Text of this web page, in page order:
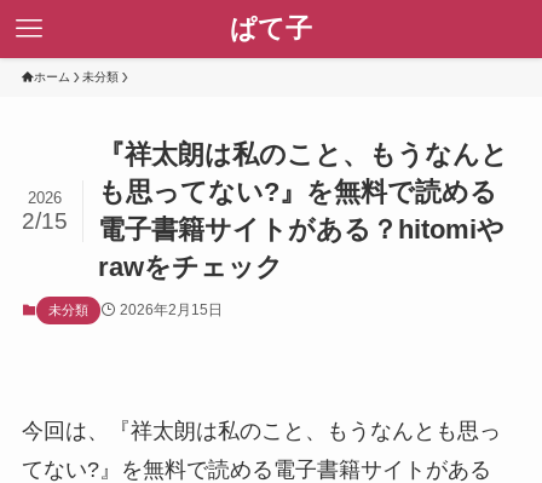
ぱて子
ホーム 未分類
『祥太朗は私のこと、もうなんと
も思ってない?』を無料で読める
電子書籍サイトがある？hitomiや
rawをチェック
2026
2/15
未分類 2026年2月15日
今回は、『祥太朗は私のこと、もうなんとも思っ
てない?』を無料で読める電子書籍サイトがある